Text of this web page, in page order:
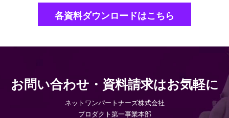
各資料ダウンロードはこちら
お問い合わせ・資料請求はお気軽に
ネットワンパートナーズ株式会社
プロダクト第一事業本部